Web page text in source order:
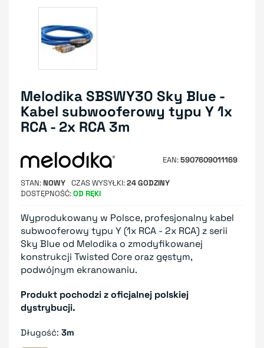
Melodika SBSWY30 Sky Blue -
Kabel subwooferowy typu Y 1x
RCA - 2x RCA 3m
EAN 5907609011169
STAN NOWY CZAS WYSYŁKI 24 GODZINY
DOSTĘPNOŚĆ OD RĘKI
Wyprodukowany w Polsce, profesjonalny kabel
subwooferowy typu Y (1x RCA - 2x RCA) z serii
Sky Blue od Melodika o zmodyfikowanej
konstrukcji Twisted Core oraz gęstym,
podwójnym ekranowaniu.
Produkt pochodzi z oficjalnej polskiej
dystrybucji.
Długość: 3m